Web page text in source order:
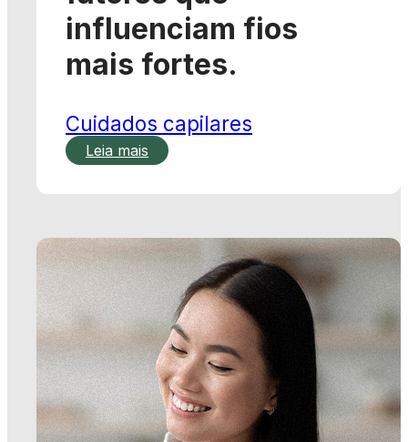
Cuidados capilares
Leia mais